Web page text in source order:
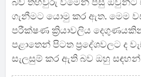
බව තහවුරු වීමෙන් පසු ඔවුන්ට
ගැනීමට යොමු කර ඇත. මෙම
පරීක්ෂණ ක්‍රියාවලිය
පළාතෙන් පිටත ප්‍රදේශවලට ද
සැලසුම් කර ඇති බව ඔහු